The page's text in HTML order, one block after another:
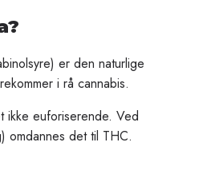
er den naturlige
i rå cannabis.
ikke euforiserende. Ved
omdannes det til THC.